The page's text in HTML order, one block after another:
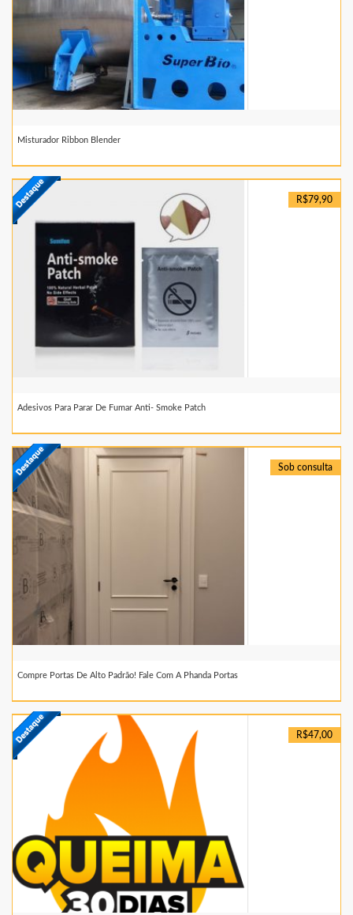
Misturador Ribbon Blender
R$79,90
Adesivos Para Parar De Fumar Anti- Smoke Patch
Sob consulta
Compre Portas De Alto Padrão! Fale Com A Phanda Portas
R$47,00